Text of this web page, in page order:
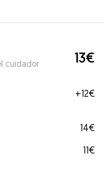
cuidador 13€
+12€
14€
11€